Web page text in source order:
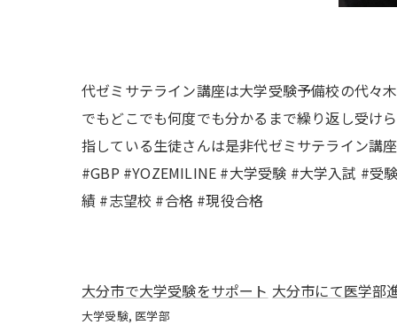
代ゼミサテライン講座は大学受験予備校の代々
でもどこでも何度でも分かるまで繰り返し受け
指している生徒さんは是非代ゼミサテライン講
#GBP #YOZEMILINE #大学受験 #大学入試 #
績 #志望校 #合格 #現役合格
大分市で大学受験をサポート 大分市にて医学部
大学受験 医学部